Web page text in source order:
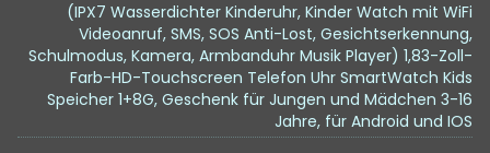
(IPX7 Wasserdichter Kinderuhr, Kinder Watch mit WiFi
Videoanruf, SMS, SOS Anti-Lost, Gesichtserkennung,
Schulmodus, Kamera, Armbanduhr Musik Player) 1,83-Zoll-
Farb-HD-Touchscreen Telefon Uhr SmartWatch Kids
Speicher 1+8G, Geschenk für Jungen und Mädchen 3-16
Jahre, für Android und IOS